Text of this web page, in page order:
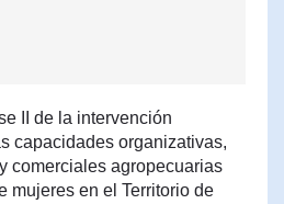
II de la intervención
capacidades organizativas,
comerciales agropecuarias
mujeres en el Territorio de